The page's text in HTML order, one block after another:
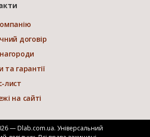
договір
та гарантії
лист
на сайті
— Dlab.com.ua. Універсальний